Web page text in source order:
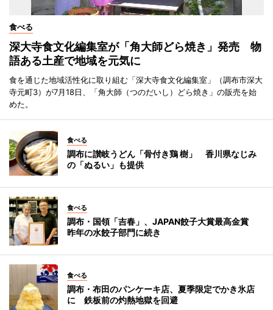
食べる
深大寺食文化編集室が「角大師どら焼き」発売 物
語ある土産で地域を元気に
食を通じた地域活性化に取り組む「深大寺食文化編集室」（調布市深大
寺元町3）が7月18日、「角大師（つのだいし）どら焼き」の販売を始
めた。
食べる
調布に讃岐うどん「骨付き鶏 樹」 香川県なじみ
の「ぬるい」も提供
食べる
調布・国領「吉春」、JAPAN餃子大賞最高金賞
昨年の水餃子部門に続き
食べる
調布・布田のパンケーキ店、夏季限定でかき氷店
に 鉄板前の灼熱地獄を回避